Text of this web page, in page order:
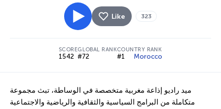
Like 323
SCORE
1542
GLOBAL RANK
#72
COUNTRY RANK
#1 Morocco
ميد راديو إذاعة مغربية متخصصة في الوساطة، تبث مجموعة
متكاملة من البرامج السياسية والثقافية والرياضية والاجتماعية